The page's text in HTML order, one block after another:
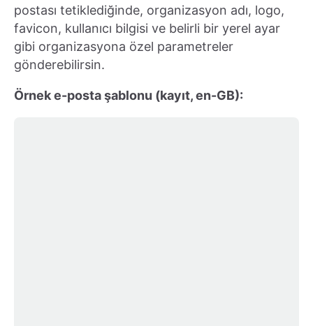
postası tetiklediğinde, organizasyon adı, logo,
favicon, kullanıcı bilgisi ve belirli bir yerel ayar
gibi organizasyona özel parametreler
gönderebilirsin.
Örnek e-posta şablonu (kayıt, en-GB):